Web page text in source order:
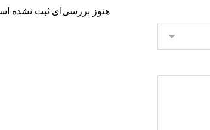
هنوز بررسی‌ای ثبت نشده